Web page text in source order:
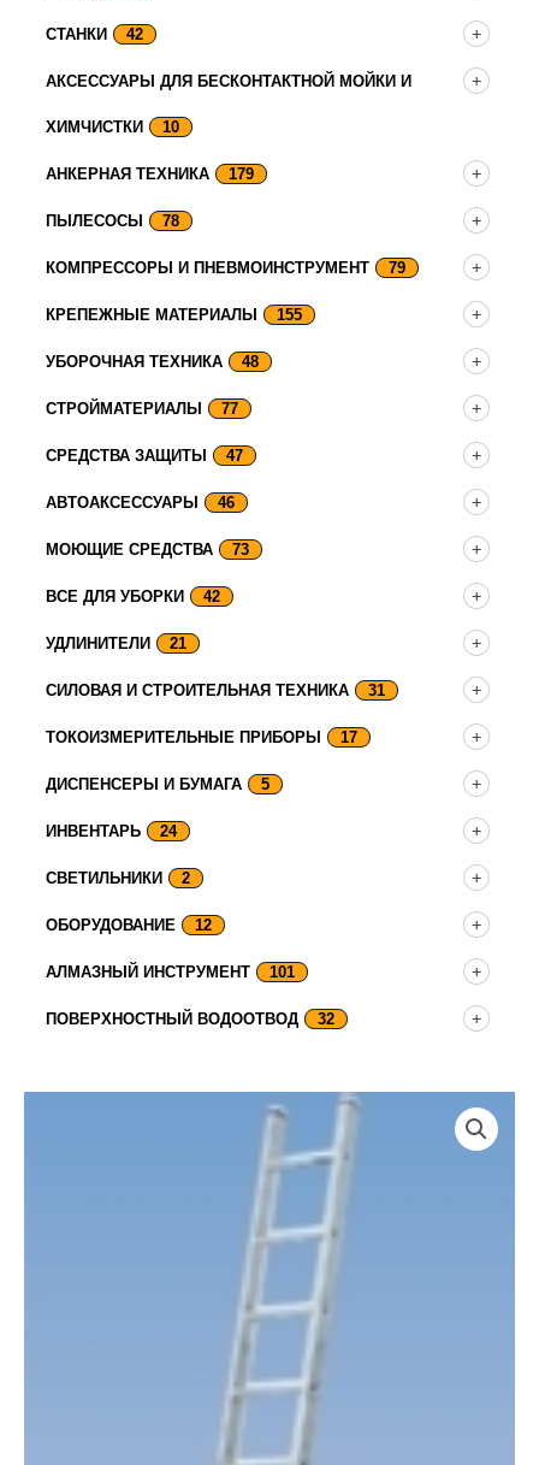
СТАНКИ 42
АКСЕССУАРЫ ДЛЯ БЕСКОНТАКТНОЙ МОЙКИ И
ХИМЧИСТКИ 10
АНКЕРНАЯ ТЕХНИКА 179
ПЫЛЕСОСЫ 78
КОМПРЕССОРЫ И ПНЕВМОИНСТРУМЕНТ 79
КРЕПЕЖНЫЕ МАТЕРИАЛЫ 155
УБОРОЧНАЯ ТЕХНИКА 48
СТРОЙМАТЕРИАЛЫ 77
СРЕДСТВА ЗАЩИТЫ 47
АВТОАКСЕССУАРЫ 46
МОЮЩИЕ СРЕДСТВА 73
ВСЕ ДЛЯ УБОРКИ 42
УДЛИНИТЕЛИ 21
СИЛОВАЯ И СТРОИТЕЛЬНАЯ ТЕХНИКА 31
ТОКОИЗМЕРИТЕЛЬНЫЕ ПРИБОРЫ 17
ДИСПЕНСЕРЫ И БУМАГА 5
ИНВЕНТАРЬ 24
СВЕТИЛЬНИКИ 2
ОБОРУДОВАНИЕ 12
АЛМАЗНЫЙ ИНСТРУМЕНТ 101
ПОВЕРХНОСТНЫЙ ВОДООТВОД 32